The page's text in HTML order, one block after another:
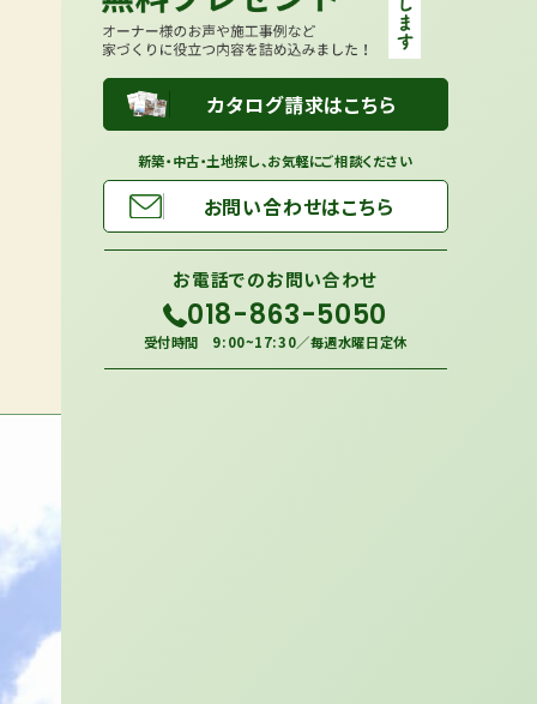
カタログ請求はこちら
新築・中古・土地探し、お気軽にご相談ください
お問い合わせはこちら
お電話でのお問い合わせ
018-863-5050
受付時間 9:00~17:30／毎週水曜日定休